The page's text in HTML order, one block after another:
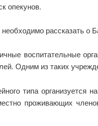
опекунов.
рассказать о
воспитательные
Одним из таких
типа организуется
проживающих